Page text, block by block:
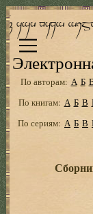
По авторам: А Б
По книгам: А Б В
По сериям: А Б В